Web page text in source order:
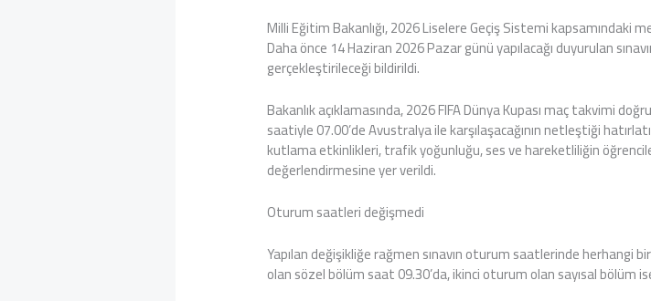
Milli Eğitim Bakanlığı, 2026 Liselere Geçiş Sistemi kapsamındaki
Daha önce 14 Haziran 2026 Pazar günü yapılacağı duyurulan
gerçekleştirileceği bildirildi.
Bakanlık açıklamasında, 2026 FIFA Dünya Kupası maç takvimi
saatiyle 07.00’de Avustralya ile karşılaşacağının netleştiği
kutlama etkinlikleri, trafik yoğunluğu, ses ve hareketliliğin
değerlendirmesine yer verildi.
Oturum saatleri değişmedi
Yapılan değişikliğe rağmen sınavın oturum saatlerinde herhangi
olan sözel bölüm saat 09.30’da, ikinci oturum olan sayısal bölüm